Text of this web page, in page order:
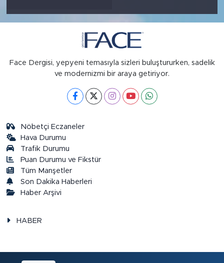
Face Dergisi, yepyeni temasıyla sizleri buluştururken, sadelik
ve modernizmi bir araya getiriyor.
Nöbetçi Eczaneler
Hava Durumu
Trafik Durumu
Puan Durumu ve Fikstür
Tüm Manşetler
Son Dakika Haberleri
Haber Arşivi
HABER